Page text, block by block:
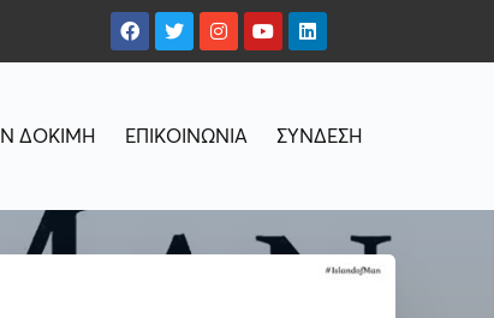
ΔΟΚΙΜΗ ΕΠΙΚΟΙΝΩΝΙΑ ΣΥΝΔΕΣΗ